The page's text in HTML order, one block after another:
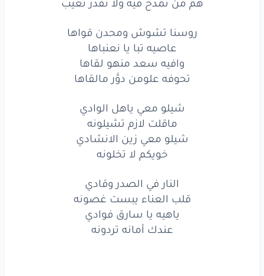
ماقلتلازمتشيلونه
شيلومعيزينالانشادي
خويكملا تخلونه
النارفي الصدروقادي
العناءيبستغصونه
ياهيه يا سارقفوادي
عندكأمانهتردونه
www.lyrics-arabic.com
هم من تمدح فيه ولا تقدر تعيب
روسنا تشوش ومحدن قواها
عاصيه تبا يا نعنباها
وافيه سعد منهو لقاها
تحوفه علومن دوَّر مالقاها
شيلو معي ياهل الوادي
ماقلت لازم تشيلونه
شيلو معي زين الانشادي
خويكم لا تخلونه
النار في الصدر وقادي
قلب العناء يبست غصونه
ياهيه يا سارق فوادي
عندك أمانه تردونه